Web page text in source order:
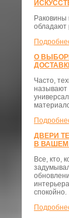
Раковины
обладают
О
​Часто,
называют
ДВЕРИ
В
Все, кто,
спокойно.